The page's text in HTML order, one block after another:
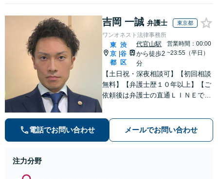
吉岡 一誠 弁護士 東京都
ワンオネスト法律事務所
東
京
都
渋
谷
区
代官山駅
から徒歩2
分
営業時間：00:00
~23:55（平日）
【土日祝・深夜相談可】【初回相談
無料】【弁護士歴１０年以上】【ご
依頼後は弁護士の直通ＬＩＮＥでい
ル・ナイトワークトラブルに注力】
電話でお問い合わせ メールでお問い合わせ
注力分野